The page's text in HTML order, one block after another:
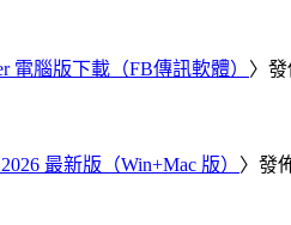
電腦版下載（FB傳訊軟體） 〉
最新版（Win+Mac 版） 〉發